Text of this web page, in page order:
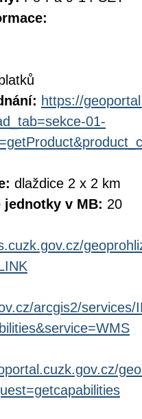
https://
01-
dlaždice 2 x 2 km
v MB: 20
arcgis2/